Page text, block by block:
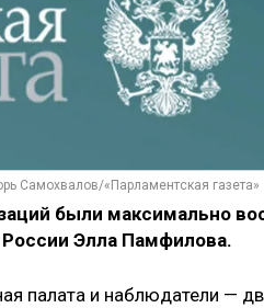
Самохвалов/«Парламентская газета»
были максимально
России Элла Памфилова.
палата и наблюдатели —